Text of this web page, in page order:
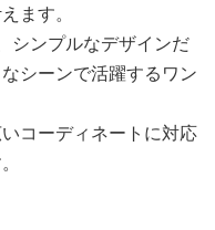
ます。
シンプルなデザインだ
シーンで活躍するワン
コーディネートに対応